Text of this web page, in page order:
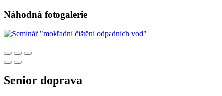
Náhodná fotogalerie
Senior doprava